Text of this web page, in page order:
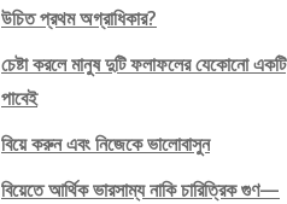
উচিত প্রথম অগ্রাধিকার?
চেষ্টা করলে মানুষ দুটি ফলাফলের যেকোনো একটি
পাবেই
বিয়ে করুন এবং নিজেকে ভালোবাসুন
বিয়েতে আর্থিক ভারসাম্য নাকি চারিত্রিক গুণ—